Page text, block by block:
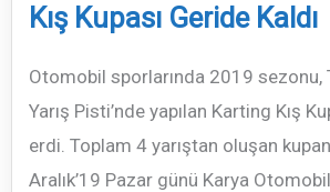
Kış Kupası Geride Kaldı
Otomobil sporlarında 2019 sezonu,
Yarış Pisti’nde yapılan Karting Kış
erdi. Toplam 4 yarıştan oluşan
Aralık’19 Pazar günü Karya